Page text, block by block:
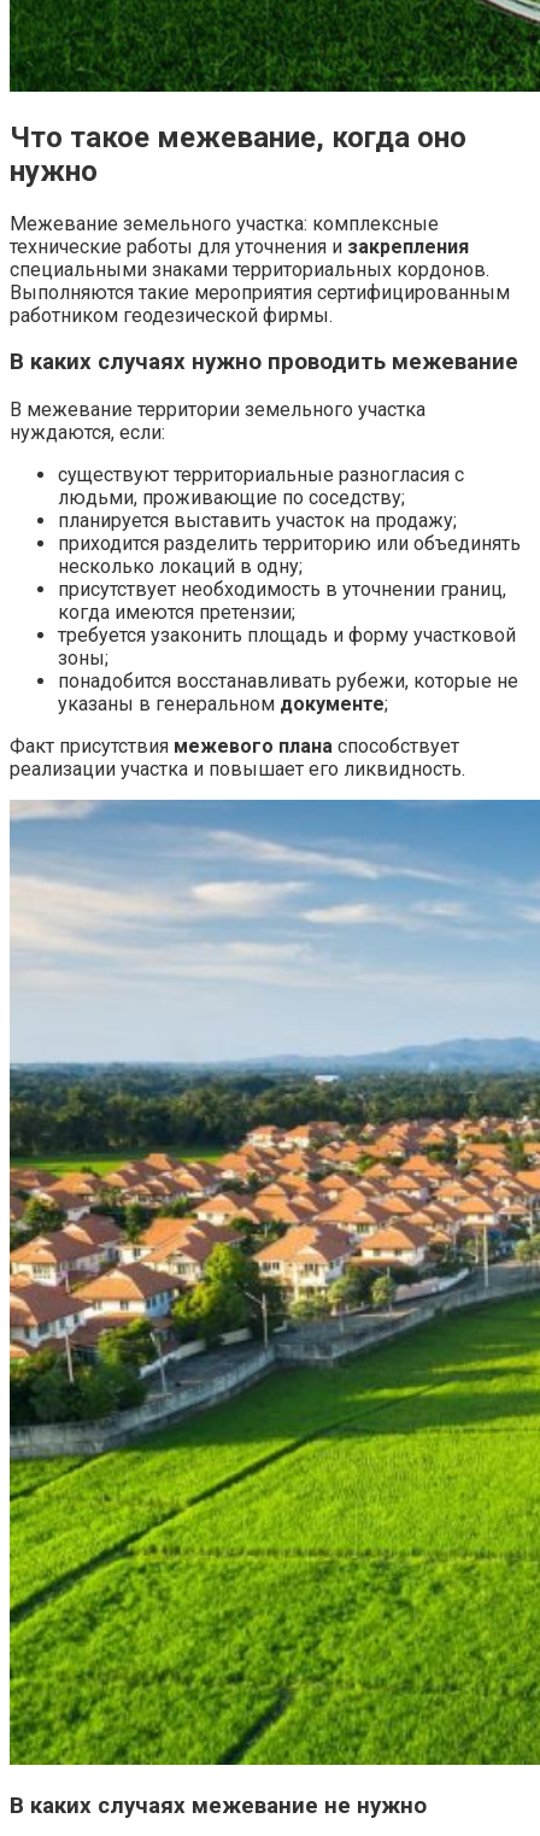
Что такое межевание, когда оно
нужно
Межевание земельного участка: комплексные
технические работы для уточнения и закрепления
специальными знаками территориальных кордонов.
Выполняются такие мероприятия сертифицированным
работником геодезической фирмы.
В каких случаях нужно проводить межевание
В межевание территории земельного участка
нуждаются, если:
существуют территориальные разногласия с
людьми, проживающие по соседству;
планируется выставить участок на продажу;
приходится разделить территорию или объединять
несколько локаций в одну;
присутствует необходимость в уточнении границ,
когда имеются претензии;
требуется узаконить площадь и форму участковой
зоны;
понадобится восстанавливать рубежи, которые не
указаны в генеральном документе;
Факт присутствия межевого плана способствует
реализации участка и повышает его ликвидность.
В каких случаях межевание не нужно